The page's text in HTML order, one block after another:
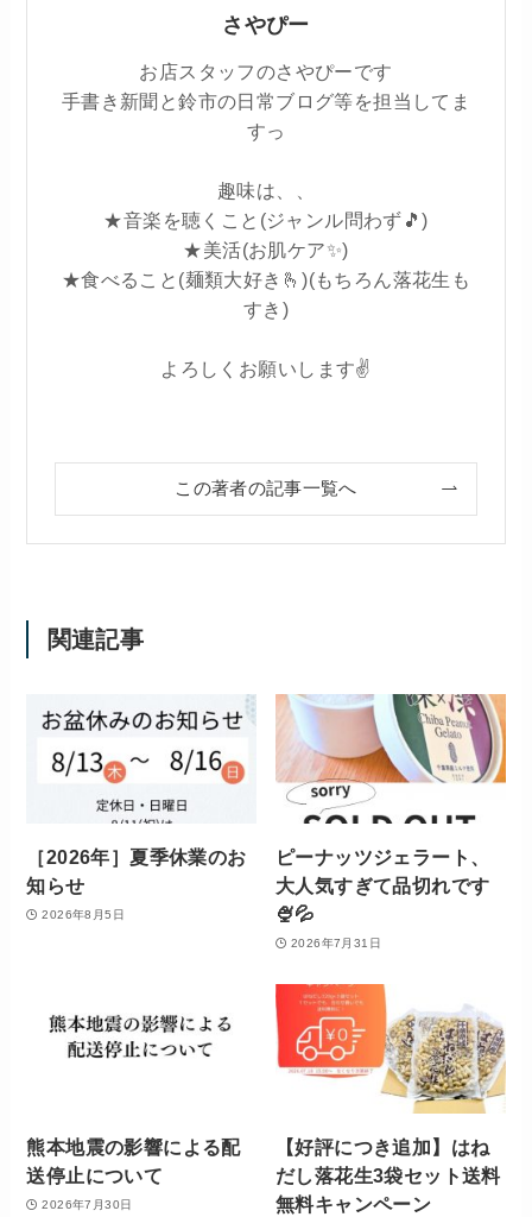
さやぴー
お店スタッフのさやぴーです
手書き新聞と鈴市の日常ブログ等を担当してま
すっ
趣味は、、
★音楽を聴くこと(ジャンル問わず🎵)
★美活(お肌ケア✨)
★食べること(麺類大好き🫰)(もちろん落花生も
すき)
よろしくお願いします✌
この著者の記事一覧へ
関連記事
［2026年］夏季休業のお
知らせ
2026年8月5日
ピーナッツジェラート、
大人気すぎて品切れです
🍨💦
2026年7月31日
熊本地震の影響による配
送停止について
2026年7月30日
【好評につき追加】はね
だし落花生3袋セット送料
無料キャンペーン